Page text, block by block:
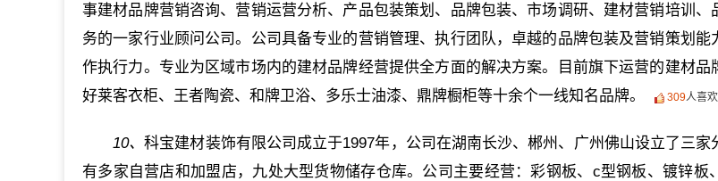
事建材品牌营销咨询、营销运营分析、产品包装策划、品牌包装、市场调研、建材营销培训、
务的一家行业顾问公司。公司具备专业的营销管理、执行团队，卓越的品牌包装及营销策划能
作执行力。专业为区域市场内的建材品牌经营提供全方面的解决方案。目前旗下运营的建材品
好莱客衣柜、王者陶瓷、和牌卫浴、多乐士油漆、鼎牌橱柜等十余个一线知名品牌。
309人喜欢
10、科宝建材装饰有限公司成立于1997年，公司在湖南长沙、郴州、广州佛山设立了三家
有多家自营店和加盟店，九处大型货物储存仓库。公司主要经营：彩钢板、c型钢板、镀锌板